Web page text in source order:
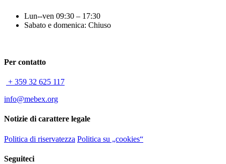
Lun--ven 09:30 – 17:30
Sabato e domenica: Chiuso
Per contatto
+ 359 32 625 117
info@mebex.org
Notizie di carattere legale
Politica di riservatezza Politica su „cookies“
Seguiteci